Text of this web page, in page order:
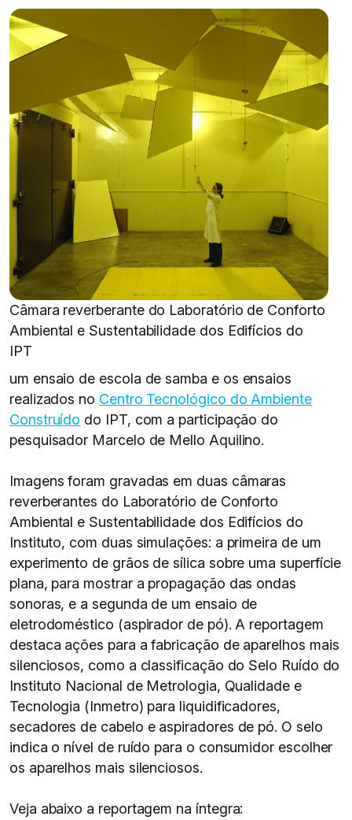
Câmara reverberante do Laboratório de Conforto
Ambiental e Sustentabilidade dos Edifícios do
IPT
um ensaio de escola de samba e os ensaios
realizados no Centro Tecnológico do Ambiente
Construído do IPT, com a participação do
pesquisador Marcelo de Mello Aquilino.
Imagens foram gravadas em duas câmaras
reverberantes do Laboratório de Conforto
Ambiental e Sustentabilidade dos Edifícios do
Instituto, com duas simulações: a primeira de um
experimento de grãos de sílica sobre uma superfície
plana, para mostrar a propagação das ondas
sonoras, e a segunda de um ensaio de
eletrodoméstico (aspirador de pó). A reportagem
destaca ações para a fabricação de aparelhos mais
silenciosos, como a classificação do Selo Ruído do
Instituto Nacional de Metrologia, Qualidade e
Tecnologia (Inmetro) para liquidificadores,
secadores de cabelo e aspiradores de pó. O selo
indica o nível de ruído para o consumidor escolher
os aparelhos mais silenciosos.
Veja abaixo a reportagem na íntegra: